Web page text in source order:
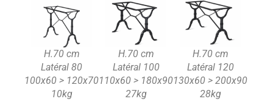
H.70 cm
Latéral 80
100x60 > 120x70
10kg
H.70 cm
Latéral 100
110x60 > 180x90
27kg
H.70 cm
Latéral 120
130x60 > 200x90
28kg